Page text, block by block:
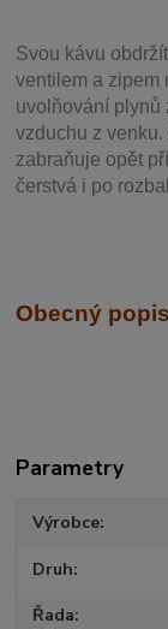
Svou kávu
ventilem a zipem
uvolňování plynů
vzduchu z
zabraňuje opět
čerstvá i po
Obecný
Parametry
Výrobce
Druh
Řada